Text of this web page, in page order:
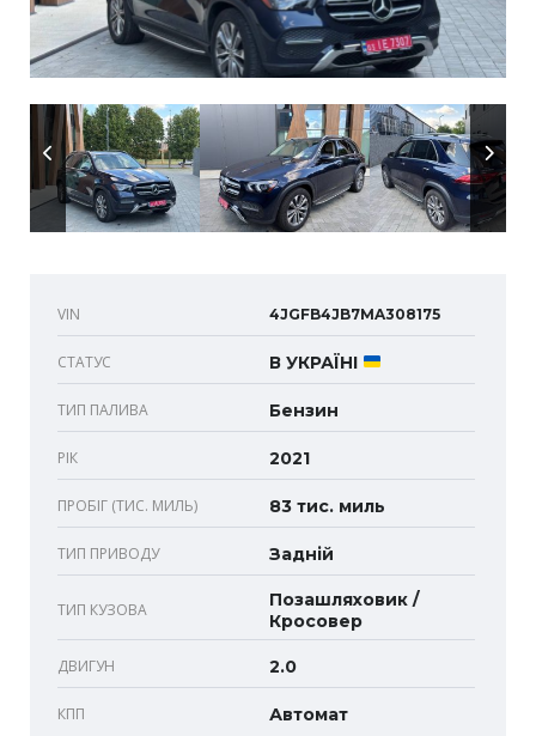
VIN 4JGFB4JB7MA308175
СТАТУС В УКРАЇНІ
ТИП ПАЛИВА Бензин
РІК 2021
ПРОБІГ (ТИС. МИЛЬ) 83 тис. миль
ТИП ПРИВОДУ Задній
ТИП КУЗОВА
Позашляховик /
Кросовер
ДВИГУН 2.0
КПП Автомат